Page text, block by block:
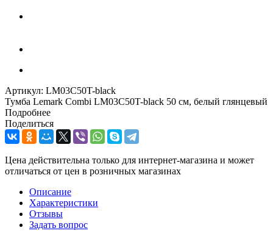
Артикул: LM03C50T-black
Тумба Lemark Combi LM03C50T-black 50 см, белый глянцевый
Подробнее
Поделиться
Цена действительна только для интернет-магазина и может
отличаться от цен в розничных магазинах
Описание
Характеристики
Отзывы
Задать вопрос